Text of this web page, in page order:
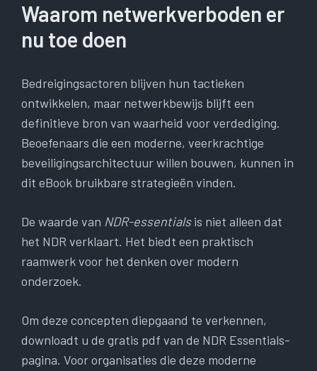
Waarom netwerkverboden er
nu toe doen
Bedreigingsactoren blijven hun tactieken
ontwikkelen, maar netwerkbewijs blijft een
definitieve bron van waarheid voor verdediging.
Beoefenaars die een moderne, veerkrachtige
beveiligingsarchitectuur willen bouwen, kunnen in
dit eBook bruikbare strategieën vinden.
De waarde van NDR-essentialsis niet alleen dat
het NDR verklaart. Het biedt een praktisch
raamwerk voor het denken over modern
onderzoek.
Om deze concepten diepgaand te verkennen,
downloadt u de gratis pdf van de NDR Essentials-
pagina. Voor organisaties die deze moderne